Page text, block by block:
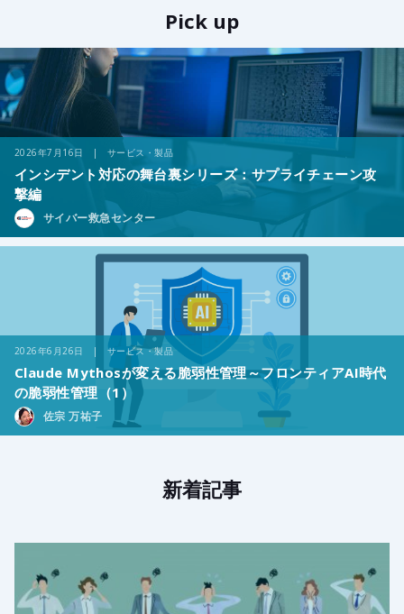
Pick up
2026年7月16日 | サービス・製品
インシデント対応の舞台裏シリーズ：サプライチェーン攻
撃編
サイバー救急センター
2026年6月26日 | サービス・製品
Claude Mythosが変える脆弱性管理～フロンティアAI時代
の脆弱性管理（1）
佐宗 万祐子
新着記事